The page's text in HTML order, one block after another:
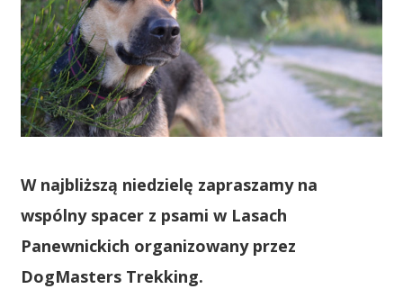
W najbliższą niedzielę zapraszamy na
wspólny spacer z psami w Lasach
Panewnickich organizowany przez
DogMasters Trekking.